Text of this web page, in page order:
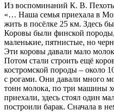
Из воспоминаний К. В.
«… Наша семья приехала в
жить в посёлке 25 км. Здесь
Коровы были финской
маленькие, пятнистые, но
Эти коровы давали мало
Потом стали строить ещё
костромской породы – около
с рогами. Они давали много
тонн молока, по три машины
приехали, здесь стоял один
построили барак. Сначала в